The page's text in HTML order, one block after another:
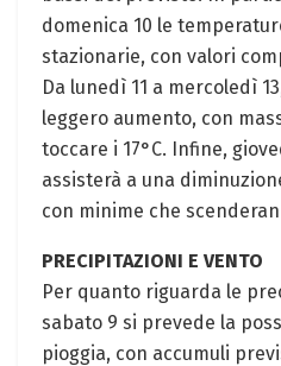
domenica 10 le
stazionarie, con valori
Da lunedì 11 a mercoledì
leggero aumento, con
toccare i 17°C. Infine,
assisterà a una
con minime che
PRECIPITAZIONI E VENTO
Per quanto riguarda le
sabato 9 si prevede la
pioggia, con accumuli